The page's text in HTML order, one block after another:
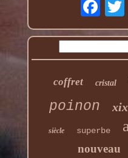
coffret cristal
poinon
siècle superbe
nouveau